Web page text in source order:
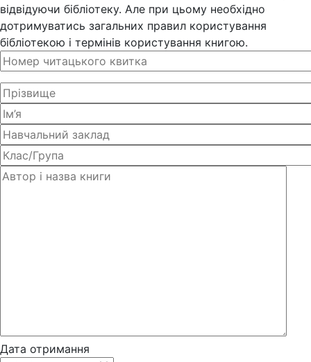
відвідуючи бібліотеку. Але при цьому необхідно
дотримуватись загальних правил користування
бібліотекою і термінів користування книгою.
Дата отримання